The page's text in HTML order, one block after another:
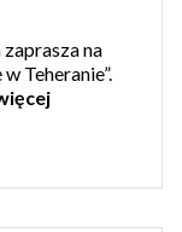
na
Teheranie”.